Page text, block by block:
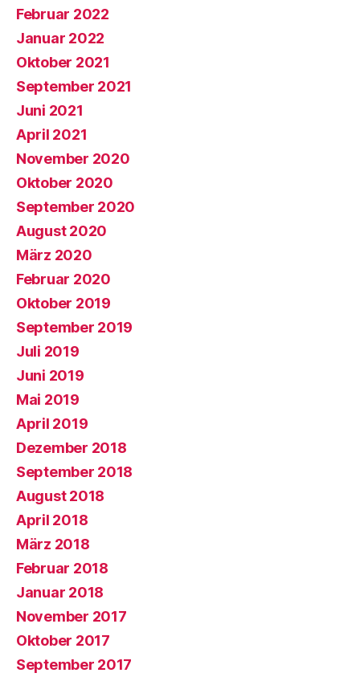
Februar 2022
Januar 2022
Oktober 2021
September 2021
Juni 2021
April 2021
November 2020
Oktober 2020
September 2020
August 2020
März 2020
Februar 2020
Oktober 2019
September 2019
Juli 2019
Juni 2019
Mai 2019
April 2019
Dezember 2018
September 2018
August 2018
April 2018
März 2018
Februar 2018
Januar 2018
November 2017
Oktober 2017
September 2017